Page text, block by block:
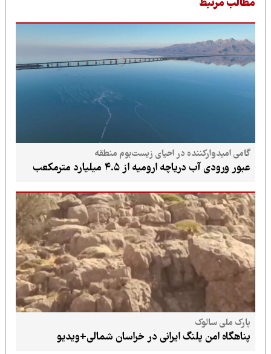
مرتبط
گامی امیدوارکننده در احیای زیست‌بوم منطقه
عبور ورودی آب دریاچه ارومیه از ۴.۵ میلیارد مترمکعب
پارک ملی سالوک
پناهگاه امن پلنگ ایرانی در خراسان شمالی+ویدیو